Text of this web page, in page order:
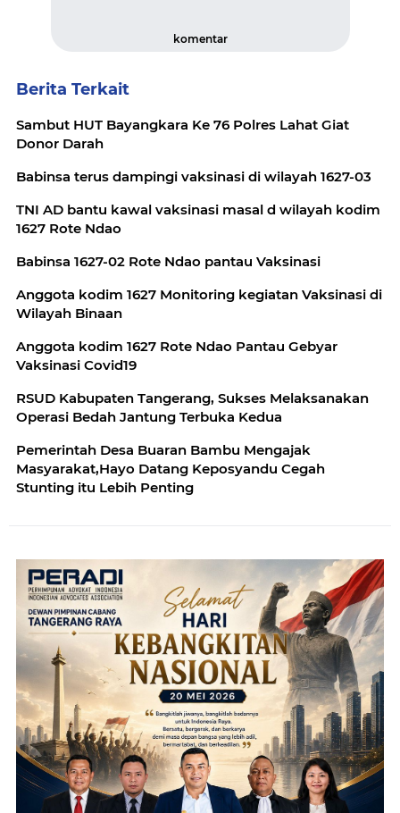
komentar
Berita Terkait
Sambut HUT Bayangkara Ke 76 Polres Lahat Giat
Donor Darah
Babinsa terus dampingi vaksinasi di wilayah 1627-03
TNI AD bantu kawal vaksinasi masal d wilayah kodim
1627 Rote Ndao
Babinsa 1627-02 Rote Ndao pantau Vaksinasi
Anggota kodim 1627 Monitoring kegiatan Vaksinasi di
Wilayah Binaan
Anggota kodim 1627 Rote Ndao Pantau Gebyar
Vaksinasi Covid19
RSUD Kabupaten Tangerang, Sukses Melaksanakan
Operasi Bedah Jantung Terbuka Kedua
Pemerintah Desa Buaran Bambu Mengajak
Masyarakat,Hayo Datang Keposyandu Cegah
Stunting itu Lebih Penting